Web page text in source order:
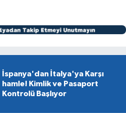
İspanya'dan İtalya'ya Karşı
hamle! Kimlik ve Pasaport
Kontrolü Başlıyor